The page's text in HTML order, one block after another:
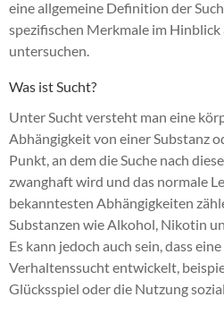
eine allgemeine Definition der
spezifischen Merkmale im Hinblick
untersuchen.
Was ist Sucht?
Unter Sucht versteht man eine
Abhängigkeit von einer Substanz
Punkt, an dem die Suche nach
zwanghaft wird und das normale
bekanntesten Abhängigkeiten
Substanzen wie Alkohol, Nikotin
Es kann jedoch auch sein, dass
Verhaltenssucht entwickelt,
Glücksspiel oder die Nutzung